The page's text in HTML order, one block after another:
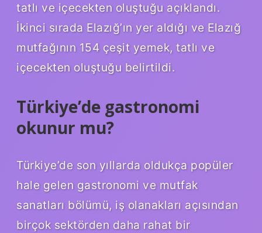
tatlı ve içecekten oluştuğu açıklandı.
İkinci sırada Elazığ’ın yer aldığı ve Elazığ
mutfağının 154 çeşit yemek, tatlı ve
içecekten oluştuğu belirtildi.
Türkiye’de gastronomi
okunur mu?
Türkiye’de son yıllarda oldukça popüler
hale gelen gastronomi ve mutfak
sanatları bölümü, iş olanakları açısından
birçok sektörden daha rahat bir